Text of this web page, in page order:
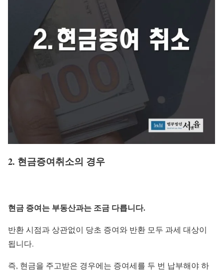
2. 현금증여취소의 경우
현금 증여는 부동산과는 조금 다릅니다.
반환 시점과 상관없이 당초 증여와 반환 모두 과세 대상이
됩니다.
즉, 현금을 주고받은 경우에는 증여세를 두 번 납부해야 하